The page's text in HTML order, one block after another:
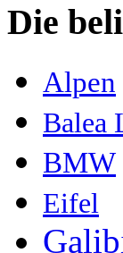
Die
Alpen
Balea
BMW
Eifel